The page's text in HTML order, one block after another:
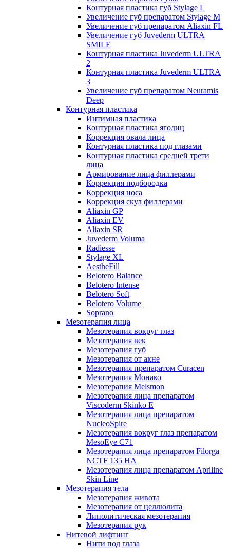
Контурная пластика губ Stylage L
Увеличение губ препаратом Stylage M
Увеличение губ препаратом Aliaxin FL
Увеличение губ Juvederm ULTRA
SMILE
Контурная пластика Juvederm ULTRA
2
Контурная пластика Juvederm ULTRA
3
Увеличение губ препаратом Neuramis
Deep
Контурная пластика
Интимная пластика
Контурная пластика ягодиц
Коррекция овала лица
Контурная пластика под глазами
Контурная пластика средней трети
лица
Армирование лица филлерами
Коррекция подбородка
Коррекция носа
Коррекция скул филлерами
Aliaxin GP
Aliaxin EV
Aliaxin SR
Juvederm Voluma
Radiesse
Stylage XL
AestheFill
Belotero Balance
Belotero Intense
Belotero Soft
Belotero Volume
Soprano
Мезотерапия лица
Мезотерапия вокруг глаз
Мезотерапия век
Мезотерапия губ
Мезотерапия от акне
Мезотерапия препаратом Curacen
Мезотерапия Монако
Мезотерапия Melsmon
Мезотерапия лица препаратом
Viscoderm Skinko E
Мезотерапия лица препаратом
NucleoSpire
Мезотерапия вокруг глаз препаратом
MesoEye С71
Мезотерапия лица препаратом Filorga
NCTF 135 HA
Мезотерапия лица препаратом Apriline
Skin Line
Мезотерапия тела
Мезотерапия живота
Мезотерапия от целлюлита
Липолитическая мезотерапия
Мезотерапия рук
Нитевой лифтинг
Нити под глаза